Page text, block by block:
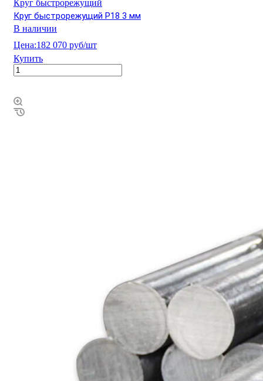
Круг быстрорежущий
Круг быстрорежущий Р18 3 мм
В наличии
Цена:182 070 руб/шт
Купить